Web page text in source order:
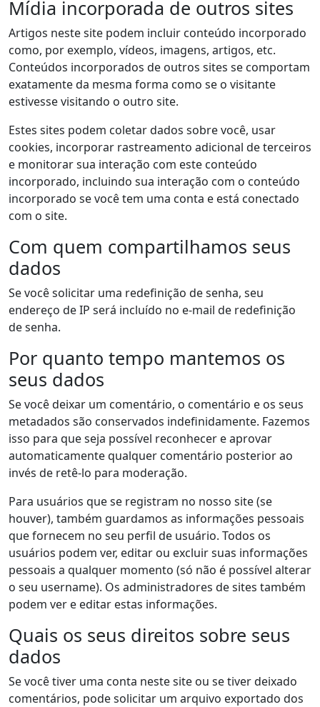
Mídia incorporada de outros sites
Artigos neste site podem incluir conteúdo incorporado
como, por exemplo, vídeos, imagens, artigos, etc.
Conteúdos incorporados de outros sites se comportam
exatamente da mesma forma como se o visitante
estivesse visitando o outro site.
Estes sites podem coletar dados sobre você, usar
cookies, incorporar rastreamento adicional de terceiros
e monitorar sua interação com este conteúdo
incorporado, incluindo sua interação com o conteúdo
incorporado se você tem uma conta e está conectado
com o site.
Com quem compartilhamos seus
dados
Se você solicitar uma redefinição de senha, seu
endereço de IP será incluído no e-mail de redefinição
de senha.
Por quanto tempo mantemos os
seus dados
Se você deixar um comentário, o comentário e os seus
metadados são conservados indefinidamente. Fazemos
isso para que seja possível reconhecer e aprovar
automaticamente qualquer comentário posterior ao
invés de retê-lo para moderação.
Para usuários que se registram no nosso site (se
houver), também guardamos as informações pessoais
que fornecem no seu perfil de usuário. Todos os
usuários podem ver, editar ou excluir suas informações
pessoais a qualquer momento (só não é possível alterar
o seu username). Os administradores de sites também
podem ver e editar estas informações.
Quais os seus direitos sobre seus
dados
Se você tiver uma conta neste site ou se tiver deixado
comentários, pode solicitar um arquivo exportado dos